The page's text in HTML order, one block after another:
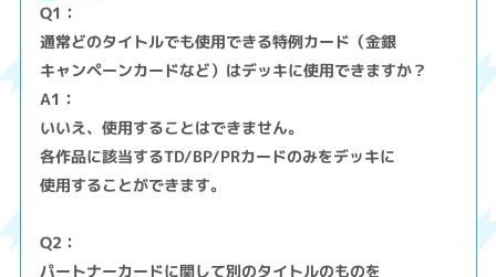
Q1：
通常どのタイトルでも使用できる特例カード（金銀
キャンペーンカードなど）はデッキに使用できますか？
A1：
いいえ、使用することはできません。
各作品に該当するTD/BP/PRカードのみをデッキに
使用することができます。
Q2：
パートナーカードに関して別のタイトルのものを